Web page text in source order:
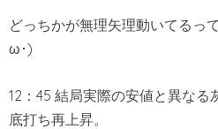
どっちかが無理矢理動いてるっ
ω･)
12：45 結局実際の安値と異なる
底打ち再上昇。